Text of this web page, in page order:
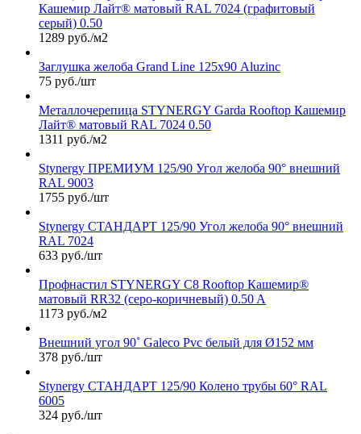
Кашемир Лайт® матовый RAL 7024 (графитовый
серый) 0.50
1289 руб./м2
Заглушка желоба Grand Line 125х90 Aluzinc
75 руб./шт
Металлочерепица STYNERGY Garda Rooftop Кашемир
Лайт® матовый RAL 7024 0.50
1311 руб./м2
Stynergy ПРЕМИУМ 125/90 Угол желоба 90° внешний
RAL 9003
1755 руб./шт
Stynergy СТАНДАРТ 125/90 Угол желоба 90° внешний
RAL 7024
633 руб./шт
Профнастил STYNERGY С8 Rooftop Кашемир®
матовый RR32 (серо-коричневый) 0.50 A
1173 руб./м2
Внешний угол 90˚ Galeco Pvc белый для Ø152 мм
378 руб./шт
Stynergy СТАНДАРТ 125/90 Колено трубы 60° RAL
6005
324 руб./шт